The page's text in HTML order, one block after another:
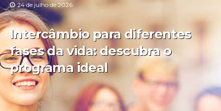
24 de julho de 2026
Intercâmbio para diferentes
fases da vida: descubra o
programa ideal